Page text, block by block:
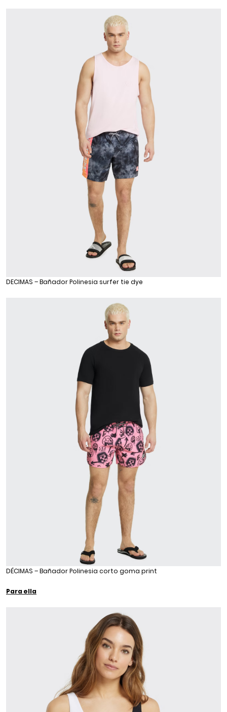
DECIMAS – Bañador Polinesia surfer tie dye
DÉCIMAS – Bañador Polinesia corto goma print
Para ella